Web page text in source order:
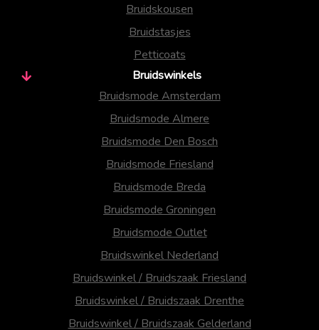
Bruidskousen
Bruidstasjes
Petticoats
Bruidswinkels
Bruidsmode Amsterdam
Bruidsmode Almere
Bruidsmode Den Bosch
Bruidsmode Friesland
Bruidsmode Breda
Bruidsmode Groningen
Bruidsmode Outlet
Bruidswinkel Nederland
Bruidswinkel / Bruidszaak Friesland
Bruidswinkel / Bruidszaak Drenthe
Bruidswinkel / Bruidszaak Gelderland